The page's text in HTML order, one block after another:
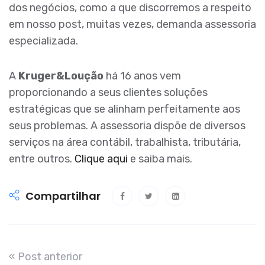
dos negócios, como a que discorremos a respeito
em nosso post, muitas vezes, demanda assessoria
especializada.
A Kruger&Loução há 16 anos vem
proporcionando a seus clientes soluções
estratégicas que se alinham perfeitamente aos
seus problemas. A assessoria dispõe de diversos
serviços na área contábil, trabalhista, tributária,
entre outros. Clique aqui e saiba mais.
Compartilhar
« Post anterior